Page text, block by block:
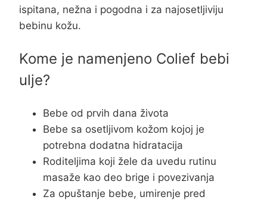
ispitana, nežna i pogodna i za najosetljiviju
bebinu kožu.
Kome je namenjeno Colief bebi
ulje?
Bebe od prvih dana života
Bebe sa osetljivom kožom kojoj je
potrebna dodatna hidratacija
Roditeljima koji žele da uvedu rutinu
masaže kao deo brige i povezivanja
Za opuštanje bebe, umirenje pred